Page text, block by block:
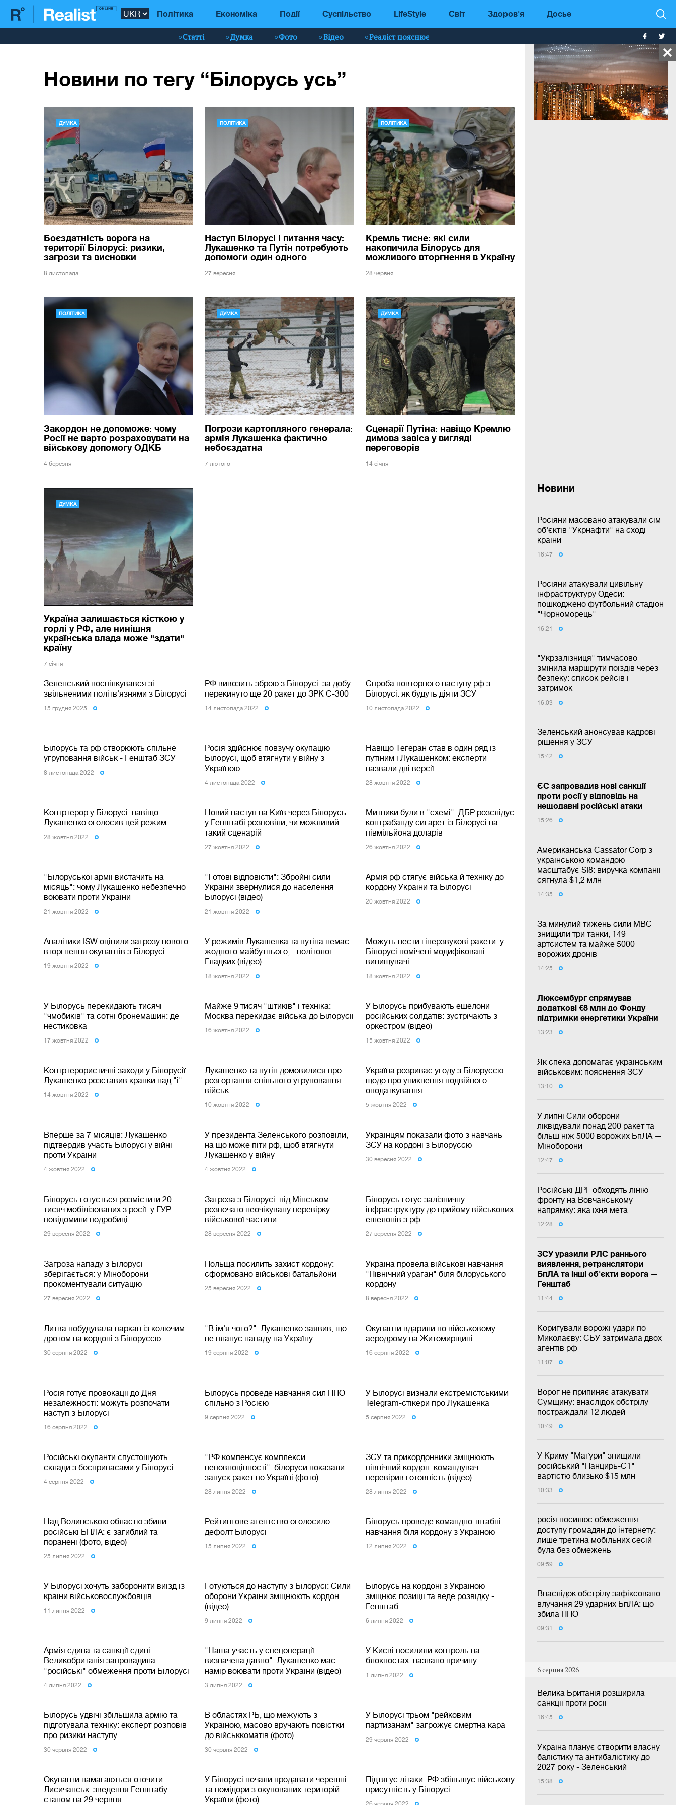
Політика Економіка Події Суспільство LifeStyle Світ Здоров'я Досье
Статті Думка Фото Відео Реаліст пояснює
Новини
Росіяни масовано атакували сім
об'єктів "Укрнафти" на сході
країни
16:47
Росіяни атакували цивільну
інфраструктуру Одеси:
пошкоджено футбольний стадіон
"Чорноморець"
16:21
"Укрзалізниця" тимчасово
змінила маршрути поїздів через
безпеку: список рейсів і
затримок
16:03
Зеленський анонсував кадрові
рішення у ЗСУ
15:42
ЄС запровадив нові санкції
проти росії у відповідь на
нещодавні російські атаки
15:26
Американська Cassator Corp з
українською командою
масштабує SI8: виручка компанії
сягнула $1,2 млн
14:35
За минулий тижень сили МВС
знищили три танки, 149
артсистем та майже 5000
ворожих дронів
14:25
Люксембург спрямував
додаткові €8 млн до Фонду
підтримки енергетики України
13:23
Як спека допомагає українським
військовим: пояснення ЗСУ
13:10
У липні Сили оборони
ліквідували понад 200 ракет та
більш ніж 5000 ворожих БпЛА —
Міноборони
12:47
Російські ДРГ обходять лінію
фронту на Вовчанському
напрямку: яка їхня мета
12:28
ЗСУ уразили РЛС раннього
виявлення, ретранслятори
БпЛА та інші об'єкти ворога —
Генштаб
11:44
Коригували ворожі удари по
Миколаєву: СБУ затримала двох
агентів рф
11:07
Ворог не припиняє атакувати
Сумщину: внаслідок обстрілу
постраждали 12 людей
10:49
У Криму "Маґури" знищили
російський "Панцирь-С1"
вартістю близько $15 млн
10:33
росія посилює обмеження
доступу громадян до інтернету:
лише третина мобільних сесій
була без обмежень
09:59
Внаслідок обстрілу зафіксовано
влучання 29 ударних БпЛА: що
збила ППО
09:31
6 серпня 2026
Велика Британія розширила
санкції проти росії
16:45
Україна планує створити власну
балістику та антибалістику до
2027 року - Зеленський
15:38
Новини по тегу “Білорусь усь”
ДУМКА
Боєздатність ворога на
території Білорусі: ризики,
загрози та висновки
8 листопада
ПОЛІТИКА
Наступ Білорусі і питання часу:
Лукашенко та Путін потребують
допомоги один одного
27 вересня
ПОЛІТИКА
Кремль тисне: які сили
накопичила Білорусь для
можливого вторгнення в Україну
28 червня
ПОЛІТИКА
Закордон не допоможе: чому
Росії не варто розраховувати на
військову допомогу ОДКБ
4 березня
ДУМКА
Погрози картопляного генерала:
армія Лукашенка фактично
небоєздатна
7 лютого
ДУМКА
Сценарії Путіна: навіщо Кремлю
димова завіса у вигляді
переговорів
14 сiчня
ДУМКА
Україна залишається кісткою у
горлі у РФ, але нинішня
українська влада може "здати"
країну
7 сiчня
Зеленський поспілкувався зі
звільненими політв'язнями з Білорусі
15 грудня 2025
РФ вивозить зброю з Білорусі: за добу
перекинуто ще 20 ракет до ЗРК С-300
14 листопада 2022
Спроба повторного наступу рф з
Білорусі: як будуть діяти ЗСУ
10 листопада 2022
Білорусь та рф створюють спільне
угруповання військ - Генштаб ЗСУ
8 листопада 2022
Росія здійснює повзучу окупацію
Білорусі, щоб втягнути у війну з
Україною
4 листопада 2022
Навіщо Тегеран став в один ряд із
путіним і Лукашенком: експерти
назвали дві версії
28 жовтня 2022
Контртерор у Білорусі: навіщо
Лукашенко оголосив цей режим
28 жовтня 2022
Новий наступ на Київ через Білорусь:
у Генштабі розповіли, чи можливий
такий сценарій
27 жовтня 2022
Митники були в "схемі": ДБР розслідує
контрабанду сигарет із Білорусі на
півмільйона доларів
26 жовтня 2022
"Білоруської армії вистачить на
місяць": чому Лукашенко небезпечно
воювати проти України
21 жовтня 2022
"Готові відповісти": Збройні сили
України звернулися до населення
Білорусі (відео)
21 жовтня 2022
Армія рф стягує війська й техніку до
кордону України та Білорусі
20 жовтня 2022
Аналітики ISW оцінили загрозу нового
вторгнення окупантів з Білорусі
19 жовтня 2022
У режимів Лукашенка та путіна немає
жодного майбутнього, - політолог
Гладких (відео)
18 жовтня 2022
Можуть нести гіперзвукові ракети: у
Білорусі помічені модифіковані
винищувачі
18 жовтня 2022
У Білорусь перекидають тисячі
"чмобиків" та сотні бронемашин: де
нестиковка
17 жовтня 2022
Майже 9 тисяч "штиків" і техніка:
Москва перекидає війська до Білорусії
16 жовтня 2022
У Білорусь прибувають ешелони
російських солдатів: зустрічають з
оркестром (відео)
15 жовтня 2022
Контртерористичні заходи у Білорусії:
Лукашенко розставив крапки над "і"
14 жовтня 2022
Лукашенко та путін домовилися про
розгортання спільного угруповання
військ
10 жовтня 2022
Україна розриває угоду з Білоруссю
щодо про уникнення подвійного
оподаткування
5 жовтня 2022
Вперше за 7 місяців: Лукашенко
підтвердив участь Білорусі у війні
проти України
4 жовтня 2022
У президента Зеленського розповіли,
на що може піти рф, щоб втягнути
Лукашенко у війну
4 жовтня 2022
Українцям показали фото з навчань
ЗСУ на кордоні з Білоруссю
30 вересня 2022
Білорусь готується розмістити 20
тисяч мобілізованих з росії: у ГУР
повідомили подробиці
29 вересня 2022
Загроза з Білорусі: під Мінськом
розпочато неочікувану перевірку
військової частини
28 вересня 2022
Білорусь готує залізничну
інфраструктуру до прийому військових
ешелонів з рф
27 вересня 2022
Загроза нападу з Білорусі
зберігається: у Міноборони
прокоментували ситуацію
27 вересня 2022
Польща посилить захист кордону:
сформовано військові батальйони
25 вересня 2022
Україна провела військові навчання
"Північний ураган" біля білоруського
кордону
8 вересня 2022
Литва побудувала паркан із колючим
дротом на кордоні з Білоруссю
30 серпня 2022
"В ім'я чого?": Лукашенко заявив, що
не планує нападу на Україну
19 серпня 2022
Окупанти вдарили по військовому
аеродрому на Житомирщині
16 серпня 2022
Росія готує провокації до Дня
незалежності: можуть розпочати
наступ з Білорусі
16 серпня 2022
Білорусь проведе навчання сил ППО
спільно з Росією
9 серпня 2022
У Білорусі визнали екстремістськими
Telegram-стікери про Лукашенка
5 серпня 2022
Російські окупанти спустошують
склади з боєприпасами у Білорусі
4 серпня 2022
"РФ компенсує комплекси
неповноцінності": білоруси показали
запуск ракет по Україні (фото)
28 липня 2022
ЗСУ та прикордонники зміцнюють
північний кордон: командувач
перевірив готовність (відео)
28 липня 2022
Над Волинською областю збили
російські БПЛА: є загиблий та
поранені (фото, відео)
25 липня 2022
Рейтингове агентство оголосило
дефолт Білорусі
15 липня 2022
Білорусь проведе командно-штабні
навчання біля кордону з Україною
12 липня 2022
У Білорусі хочуть заборонити виїзд із
країни військовослужбовців
11 липня 2022
Готуються до наступу з Білорусі: Сили
оборони України зміцнюють кордон
(відео)
9 липня 2022
Білорусь на кордоні з Україною
зміцнює позиції та веде розвідку -
Генштаб
6 липня 2022
Армія єдина та санкції єдині:
Великобританія запровадила
"російські" обмеження проти Білорусі
4 липня 2022
"Наша участь у спецоперації
визначена давно": Лукашенко має
намір воювати проти України (відео)
3 липня 2022
У Києві посилили контроль на
блокпостах: названо причину
1 липня 2022
Білорусь удвічі збільшила армію та
підготувала техніку: експерт розповів
про ризики наступу
30 червня 2022
В областях РБ, що межують з
Україною, масово вручають повістки
до військкоматів (фото)
30 червня 2022
У Білорусі трьом "рейковим
партизанам" загрожує смертна кара
29 червня 2022
Окупанти намагаються оточити
Лисичанськ: зведення Генштабу
станом на 29 червня
У Білорусі почали продавати черешні
та помідори з окупованих територій
України (фото)
Підтягує літаки: РФ збільшує військову
присутність у Білорусі